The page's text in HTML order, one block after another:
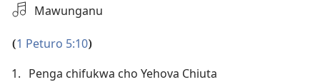
Sankhani
Yakuvwisiya
Mawunganu
(1 Peturo 5:10)
1. Penga chifukwa cho Yehova Chiuta